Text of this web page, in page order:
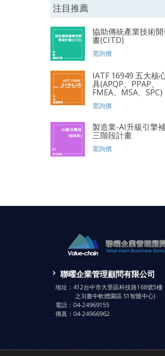
注目推薦
協助傳統產業技術
畫(CITD)
需詢價
IATF 16949 五大核
具(APQP、PPAP、
FMEA、MSA、SPC)
需詢價
製造業-AI升級引擎
三階段計畫
需詢價
聯曜企業管理顧問有限公司
地址： 412台中市大里區科技路168號5樓
之3(臺中軟體園區 S1智匯中心)
電話： 04-24969155
傳真： 04-24966962